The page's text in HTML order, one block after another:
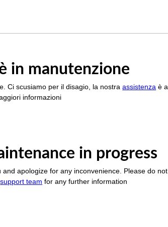
in manutenzione
Ci scusiamo per il disagio, la nostraassistenza è a
informazioni
in progress
and apologize for any inconvenience. Please do not
support team for any further information